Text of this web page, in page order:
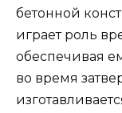
бетонной
играет роль
обеспечивая
во время